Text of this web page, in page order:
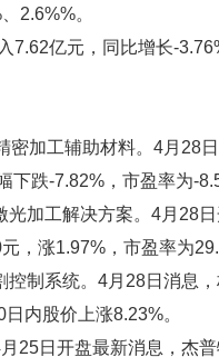
2.6%%。
亿元，同比增长-
加工辅助材料。4月28
跌-7.82%，市盈率为-
加工解决方案。4月28
，涨1.97%，市盈率为
制系统。4月28日消息
内股价上涨8.23%。
25日开盘最新消息，杰